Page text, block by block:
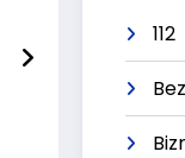
112